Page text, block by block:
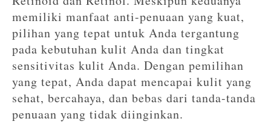
memiliki manfaat anti-penuaan yang kuat,
pilihan yang tepat untuk Anda tergantung
pada kebutuhan kulit Anda dan tingkat
sensitivitas kulit Anda. Dengan pemilihan
yang tepat, Anda dapat mencapai kulit yang
sehat, bercahaya, dan bebas dari tanda-tanda
penuaan yang tidak diinginkan.